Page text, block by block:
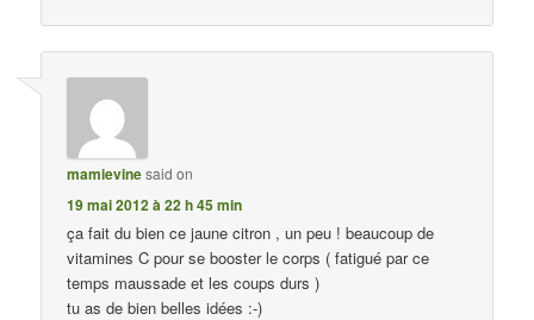
mamievinesaid on
19 mai 2012 à 22 h 45 min
ça fait du bien ce jaune citron , un peu ! beaucoup de
vitamines C pour se booster le corps ( fatigué par ce
temps maussade et les coups durs )
tu as de bien belles idées :-)